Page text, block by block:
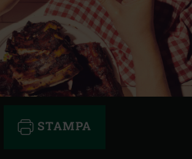
STAMPA